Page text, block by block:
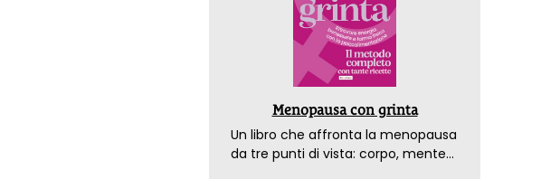
Menopausa con grinta
Un libro che affronta la menopausa
da tre punti di vista: corpo, mente